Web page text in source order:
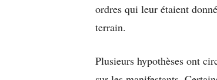
ordres qui leur étaient
terrain.
Plusieurs hypothèses ont